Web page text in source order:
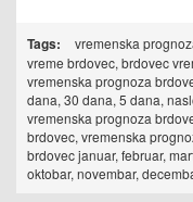
Tags:
vremenska
vreme brdovec, brdovec
vremenska prognoza
dana, 30 dana, 5 dana,
vremenska prognoza
brdovec, vremenska
brdovec januar, februar,
oktobar, novembar,